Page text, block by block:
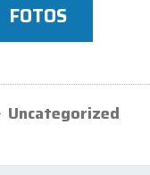
FOTOS
Uncategorized